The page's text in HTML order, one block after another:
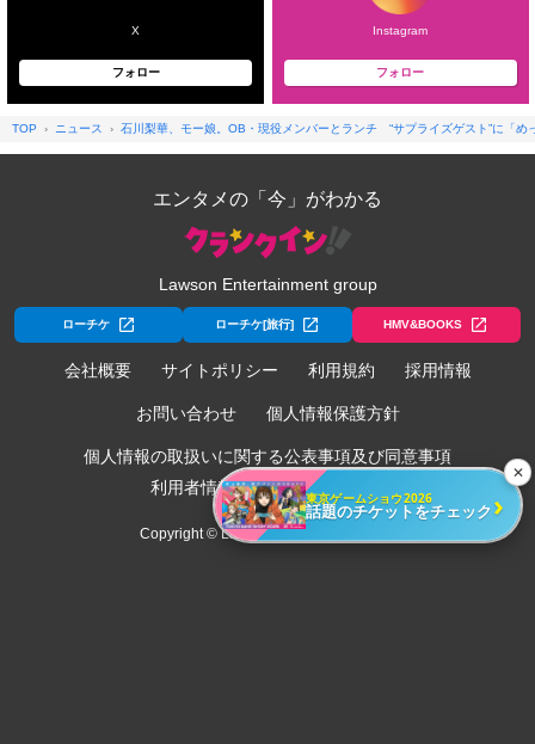
X
フォロー
Instagram
フォロー
TOP ニュース 石川梨華、モー娘。OB・現役メンバーとランチ “サプライズゲスト”に「め
エンタメの「今」がわかる
Lawson Entertainment group
ローチケ ローチケ[旅行] HMV&BOOKS
会社概要 サイトポリシー 利用規約 採用情報
お問い合わせ 個人情報保護方針
個人情報の取扱いに関する公表事項及び同意事項
利用者情報の外部送信について
Copyright © Lawson Entertainment, Inc.
✕
東京ゲームショウ2026
話題のチケットをチェック ›